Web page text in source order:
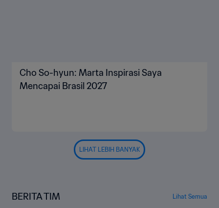
Cho So-hyun: Marta Inspirasi Saya
Mencapai Brasil 2027
LIHAT LEBIH BANYAK
BERITA TIM Lihat Semua